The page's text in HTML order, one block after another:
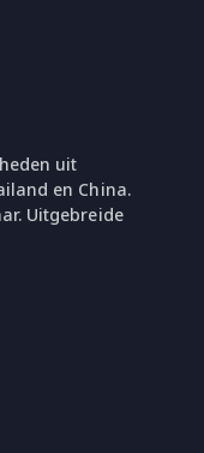
uit
en China.
Uitgebreide